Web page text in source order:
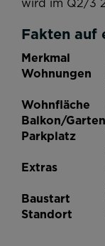
Fakten auf
Merkmal
Wohnungen
Wohnfläche
Balkon/Garten
Parkplatz
Extras
Baustart
Standort